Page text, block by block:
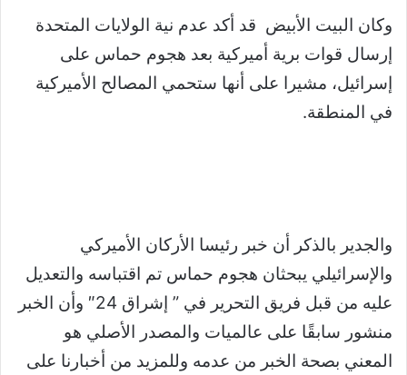
وكان البيت الأبيض قد أكد عدم نية الولايات المتحدة
إرسال قوات برية أميركية بعد هجوم حماس على
إسرائيل، مشيرا على أنها ستحمي المصالح الأميركية
في المنطقة.
والجدير بالذكر أن خبر رئيسا الأركان الأميركي
والإسرائيلي يبحثان هجوم حماس تم اقتباسه والتعديل
عليه من قبل فريق التحرير في ” إشراق 24″ وأن الخبر
منشور سابقًا على عالميات والمصدر الأصلي هو
المعني بصحة الخبر من عدمه وللمزيد من أخبارنا على